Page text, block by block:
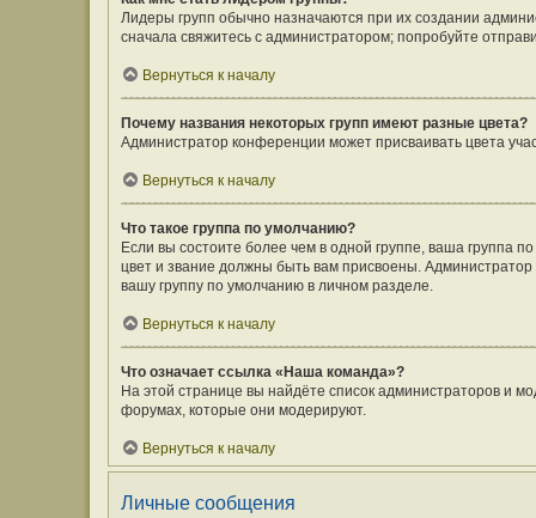
Лидеры групп обычно назначаются при их создании
сначала свяжитесь с администратором; попробуйте
Вернуться к началу
Почему названия некоторых групп имеют разные цвета?
Администратор конференции может присваивать цвета
Вернуться к началу
Что такое группа по умолчанию?
Если вы состоите более чем в одной группе, ваша группа
цвет и звание должны быть вам присвоены.
вашу группу по умолчанию в личном разделе.
Вернуться к началу
Что означает ссылка «Наша команда»?
На этой странице вы найдёте список администраторов и
форумах, которые они модерируют.
Вернуться к началу
Личные сообщения